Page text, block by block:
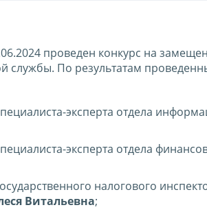
проведен конкурс на
службы. По результатам
эксперта отдела
эксперта отдела
налогового
Витальевна;